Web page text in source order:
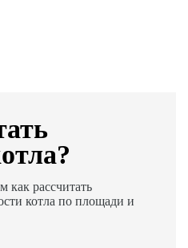
как рассчитать
котла по площади и